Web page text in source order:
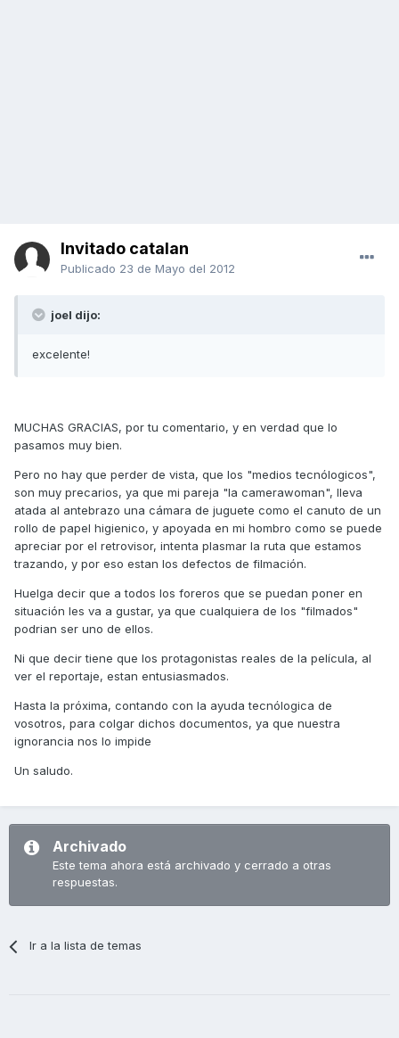
Invitado catalan
Publicado 23 de Mayo del 2012
joel dijo:
excelente!
MUCHAS GRACIAS, por tu comentario, y en verdad que lo
pasamos muy bien.
Pero no hay que perder de vista, que los "medios tecnólogicos",
son muy precarios, ya que mi pareja "la camerawoman", lleva
atada al antebrazo una cámara de juguete como el canuto de un
rollo de papel higienico, y apoyada en mi hombro como se puede
apreciar por el retrovisor, intenta plasmar la ruta que estamos
trazando, y por eso estan los defectos de filmación.
Huelga decir que a todos los foreros que se puedan poner en
situación les va a gustar, ya que cualquiera de los "filmados"
podrian ser uno de ellos.
Ni que decir tiene que los protagonistas reales de la película, al
ver el reportaje, estan entusiasmados.
Hasta la próxima, contando con la ayuda tecnólogica de
vosotros, para colgar dichos documentos, ya que nuestra
ignorancia nos lo impide
Un saludo.
Archivado
Este tema ahora está archivado y cerrado a otras
respuestas.
Ir a la lista de temas